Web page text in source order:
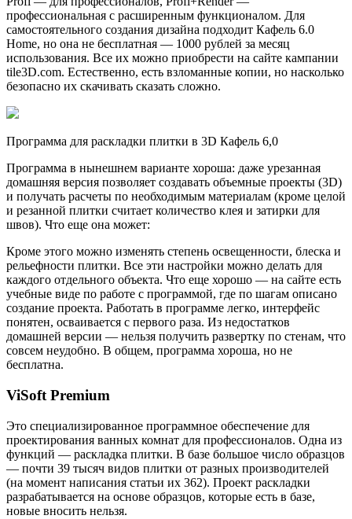
профессиональная с расширенным функционалом. Для
самостоятельного создания дизайна подходит Кафель 6.0
Home, но она не бесплатная — 1000 рублей за месяц
использования. Все их можно приобрести на сайте кампании
tile3D.com. Естественно, есть взломанные копии, но насколько
безопасно их скачивать сказать сложно.
Программа для раскладки плитки в 3D Кафель 6,0
Программа в нынешнем варианте хороша: даже урезанная
домашняя версия позволяет создавать объемные проекты (3D)
и получать расчеты по необходимым материалам (кроме целой
и резанной плитки считает количество клея и затирки для
швов). Что еще она может:
Кроме этого можно изменять степень освещенности, блеска и
рельефности плитки. Все эти настройки можно делать для
каждого отдельного объекта. Что еще хорошо — на сайте есть
учебные виде по работе с программой, где по шагам описано
создание проекта. Работать в программе легко, интерфейс
понятен, осваивается с первого раза. Из недостатков
домашней версии — нельзя получить развертку по стенам, что
совсем неудобно. В общем, программа хороша, но не
бесплатна.
ViSoft Premium
Это специализированное программное обеспечение для
проектирования ванных комнат для профессионалов. Одна из
функций — раскладка плитки. В базе большое число образцов
— почти 39 тысяч видов плитки от разных производителей
(на момент написания статьи их 362). Проект раскладки
разрабатывается на основе образцов, которые есть в базе,
новые вносить нельзя.